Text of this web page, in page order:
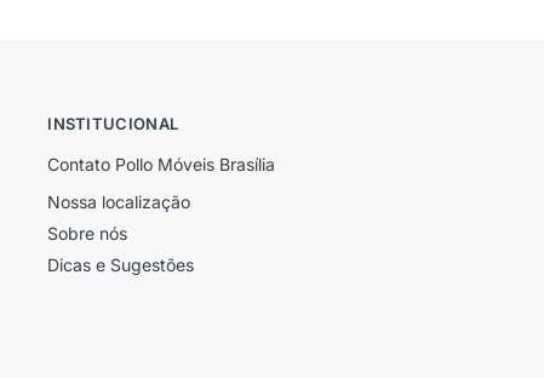
INSTITUCIONAL
Contato Pollo Móveis Brasília
Nossa localização
Sobre nós
Dicas e Sugestões